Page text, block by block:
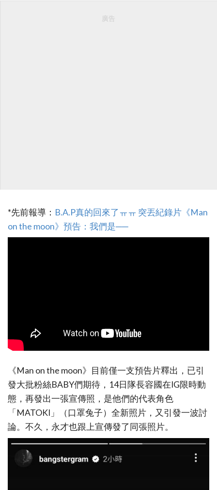
廣告
*先前報導： B.A.P真的回來了ㅠㅠ 突丟紀錄片《Man
on the moon》預告：我們是──
《Man on the moon》目前僅一支預告片釋出，已引
發大批粉絲BABY們期待，14日隊長容國在IG限時動
態，再發出一張宣傳照，是他們的代表角色
「MATOKI」（口罩兔子）全新照片，又引發一波討
論。不久，永才也跟上宣傳發了同張照片。